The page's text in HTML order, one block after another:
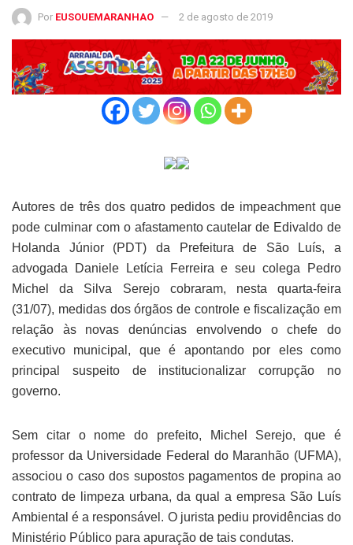
Por EUSOUEMARANHAO 2 de agosto de 2019
Autores de três dos quatro pedidos de impeachment que
pode culminar com o afastamento cautelar de Edivaldo de
Holanda Júnior (PDT) da Prefeitura de São Luís, a
advogada Daniele Letícia Ferreira e seu colega Pedro
Michel da Silva Serejo cobraram, nesta quarta-feira
(31/07), medidas dos órgãos de controle e fiscalização em
relação às novas denúncias envolvendo o chefe do
executivo municipal, que é apontando por eles como
principal suspeito de institucionalizar corrupção no
governo.
Sem citar o nome do prefeito, Michel Serejo, que é
professor da Universidade Federal do Maranhão (UFMA),
associou o caso dos supostos pagamentos de propina ao
contrato de limpeza urbana, da qual a empresa São Luís
Ambiental é a responsável. O jurista pediu providências do
Ministério Público para apuração de tais condutas.